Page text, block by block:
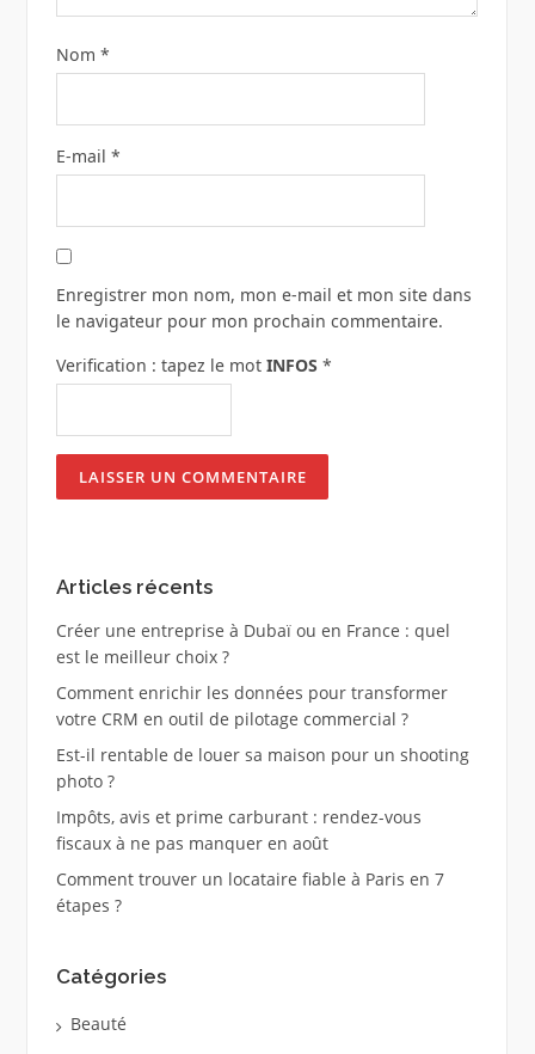
Nom *
E-mail *
Enregistrer mon nom, mon e-mail et mon site dans
le navigateur pour mon prochain commentaire.
Verification : tapez le mot INFOS *
Articles récents
Créer une entreprise à Dubaï ou en France : quel
est le meilleur choix ?
Comment enrichir les données pour transformer
votre CRM en outil de pilotage commercial ?
Est-il rentable de louer sa maison pour un shooting
photo ?
Impôts, avis et prime carburant : rendez-vous
fiscaux à ne pas manquer en août
Comment trouver un locataire fiable à Paris en 7
étapes ?
Catégories
Beauté